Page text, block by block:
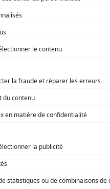
atuvu.ca vous n'êtes pas
atuvu.ca
: en
ils seront disponibles à la
inédite que Video Phase
multimédia
aussi avec la pop et les
le tout concocté en